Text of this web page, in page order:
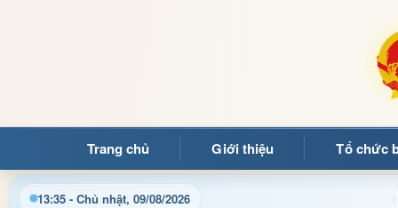
Trang chủ Giới thiệu Tổ chức
13:35 - Chủ nhật, 09/08/2026
tin điều hành, thủ tục hành chính và tin tức địa phương